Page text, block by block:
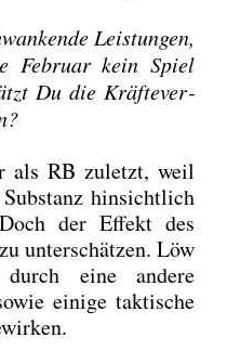
Leis­tun­gen,
Febru­ar kein Spiel
Du die Kräf­te­ver­
als RB zuletzt, weil
hin­sicht­lich
der Effekt des
unter­schät­zen. Löw
eine ande­re
eini­ge tak­ti­sche